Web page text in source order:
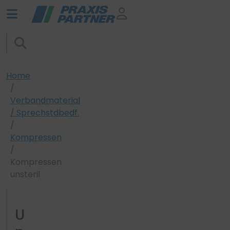
Home
Verbandmaterial
/ Sprechstdbedf.
Kompressen
Kompressen
unsteril
U